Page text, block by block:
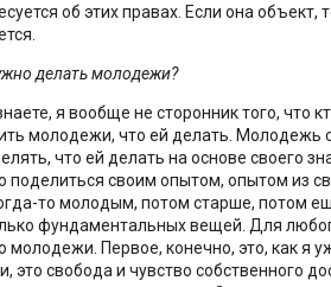
об этих правах. Если она объект,
делать молодежи?
я вообще не сторонник того, что
молодежи, что ей делать. Молодежь
что ей делать на основе своего
поделиться своим опытом, опытом из
то молодым, потом старше, потом
фундаментальных вещей. Для
молодежи. Первое, конечно, это, как я
это свобода и чувство собственного